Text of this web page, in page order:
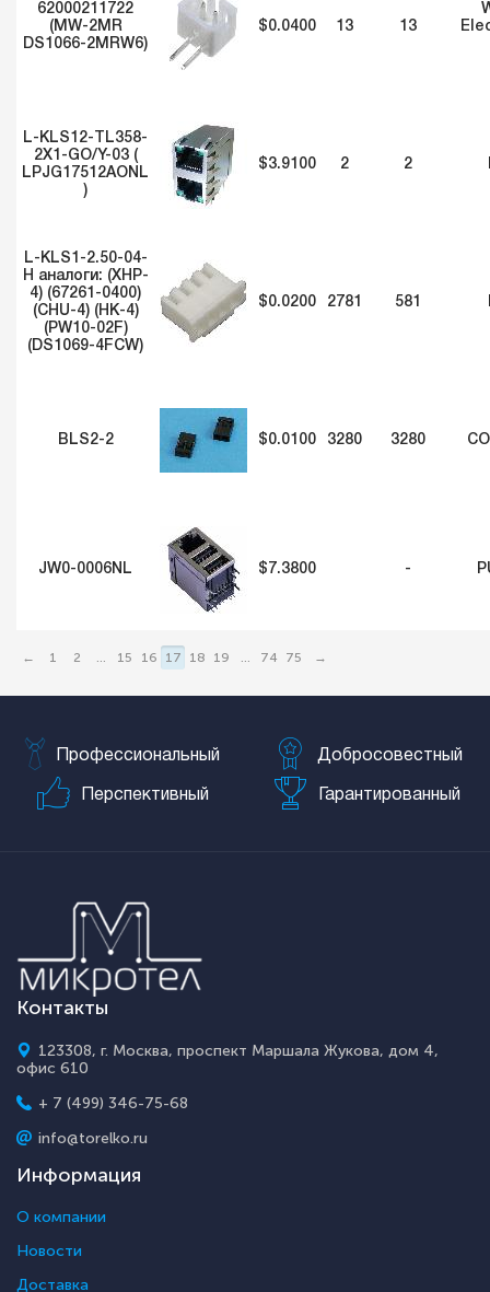
62000211722
(MW-2MR
DS1066-2MRW6)
$0.0400 13 13
L-KLS12-TL358-
2X1-GO/Y-03 (
LPJG17512AONL
)
$3.9100 2 2
L-KLS1-2.50-04-
H аналоги: (XHP-
4) (67261-0400)
(CHU-4) (HK-4)
(PW10-02F)
(DS1069-4FCW)
$0.0200 2781 581
BLS2-2 $0.0100 3280 3280
JW0-0006NL $7.3800 -
← 1 2 ... 15 16 17 18 19 ... 74 75 →
Профессиональный Добросовестный
Перспективный Гарантированный
Контакты
123308, г. Москва, проспект Маршала Жукова, дом 4,
офис 610
+ 7 (499) 346-75-68
info@torelko.ru
Информация
О компании
Новости
Доставка